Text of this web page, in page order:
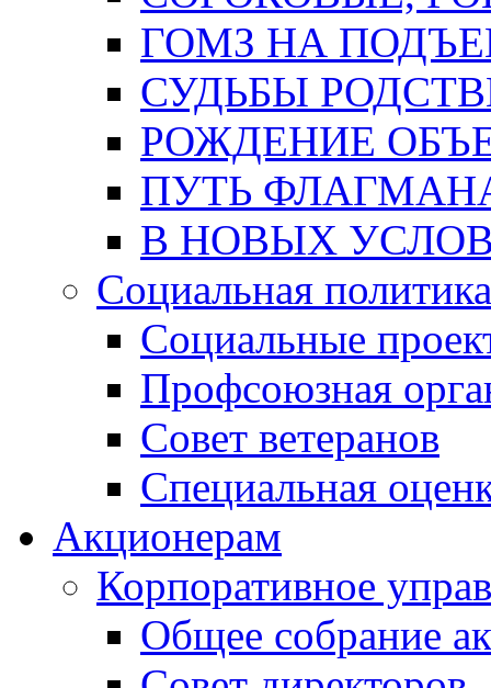
ГОМЗ НА
СУДЬБЫ
РОЖДЕНИЕ
ПУТЬ
В НОВЫХ
Социальная политика
Социальные
Профсоюзная
Совет ветеранов
Специальная
Акционерам
Корпоративное
Общее собрание